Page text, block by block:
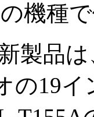
機種
製品は
の19イ